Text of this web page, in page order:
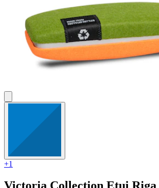
+1
Victoria Collection Etui Riga